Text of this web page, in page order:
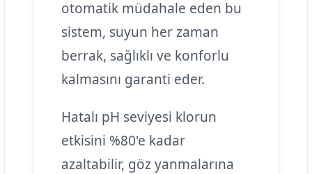
otomatik müdahale eden bu
sistem, suyun her zaman
berrak, sağlıklı ve konforlu
kalmasını garanti eder.
Hatalı pH seviyesi klorun
etkisini %80'e kadar
azaltabilir, göz yanmalarına